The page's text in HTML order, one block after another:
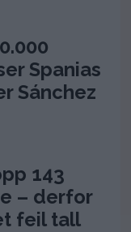
Spanias
Sánchez
143
– derfor
feil tall